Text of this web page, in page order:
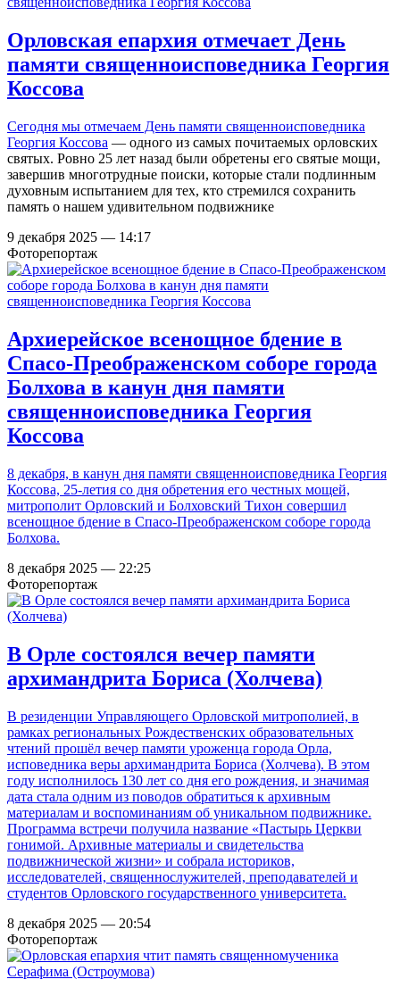
Орловская епархия отмечает День
памяти священноисповедника Георгия
Коссова
Сегодня мы отмечаем День памяти священноисповедника
Георгия Коссова — одного из самых почитаемых орловских
святых. Ровно 25 лет назад были обретены его святые мощи,
завершив многотрудные поиски, которые стали подлинным
духовным испытанием для тех, кто стремился сохранить
память о нашем удивительном подвижнике
9 декабря 2025 — 14:17
Фоторепортаж
Архиерейское всенощное бдение в
Спасо-Преображенском соборе города
Болхова в канун дня памяти
священноисповедника Георгия
Коссова
8 декабря, в канун дня памяти священноисповедника Георгия
Коссова, 25-летия со дня обретения его честных мощей,
митрополит Орловский и Болховский Тихон совершил
всенощное бдение в Спасо-Преображенском соборе города
Болхова.
8 декабря 2025 — 22:25
Фоторепортаж
В Орле состоялся вечер памяти
архимандрита Бориса (Холчева)
В резиденции Управляющего Орловской митрополией, в
рамках региональных Рождественских образовательных
чтений прошёл вечер памяти уроженца города Орла,
исповедника веры архимандрита Бориса (Холчева). В этом
году исполнилось 130 лет со дня его рождения, и значимая
дата стала одним из поводов обратиться к архивным
материалам и воспоминаниям об уникальном подвижнике.
Программа встречи получила название «Пастырь Церкви
гонимой. Архивные материалы и свидетельства
подвижнической жизни» и собрала историков,
исследователей, священнослужителей, преподавателей и
студентов Орловского государственного университета.
8 декабря 2025 — 20:54
Фоторепортаж